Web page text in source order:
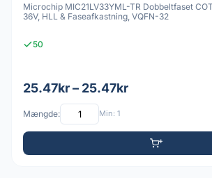
Microchip MIC21LV33YML-TR Dobbeltfaset
36V, HLL & Faseafkastning, VQFN-32
50
25.47kr – 25.47kr
Mængde: Min: 1